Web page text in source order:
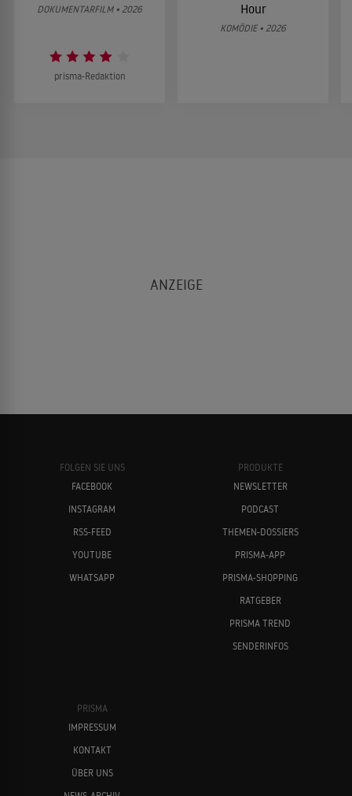
DOKUMENTARFILM • 2026
prisma-Redaktion
Hour
KOMÖDIE • 2026
FOLGEN SIE UNS
FACEBOOK
INSTAGRAM
RSS-FEED
YOUTUBE
WHATSAPP
PRODUKTE
NEWSLETTER
PODCAST
THEMEN-DOSSIERS
PRISMA-APP
PRISMA-SHOPPING
RATGEBER
PRISMA TREND
SENDERINFOS
PRISMA
IMPRESSUM
KONTAKT
ÜBER UNS